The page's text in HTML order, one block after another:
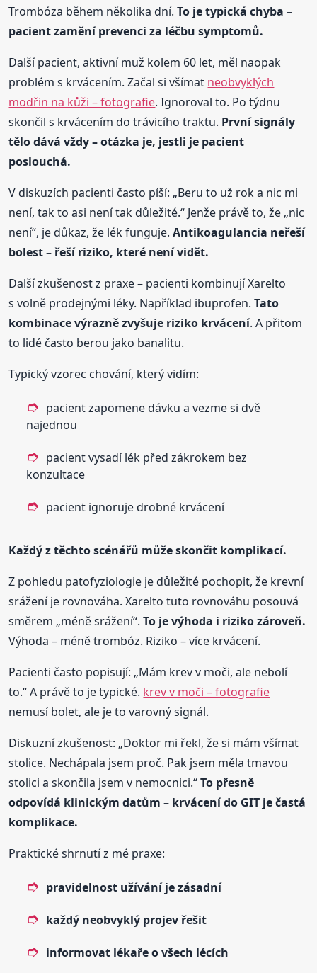
Trombóza během několika dní.To je typická chyba –
pacient zamění prevenci za léčbu symptomů.
Další pacient, aktivní muž kolem 60 let, měl naopak
problém s krvácením. Začal si všímat neobvyklých
modřin na kůži – fotografie. Ignoroval to. Po týdnu
skončil s krvácením do trávicího traktu. První signály
tělo dává vždy – otázka je, jestli je pacient
poslouchá.
V diskuzích pacienti často píší: „Beru to už rok a nic mi
není, tak to asi není tak důležité.“ Jenže právě to, že „nic
není“, je důkaz, že lék funguje.Antikoagulancia neřeší
bolest – řeší riziko, které není vidět.
Další zkušenost z praxe – pacienti kombinují Xarelto
s volně prodejnými léky. Například ibuprofen.Tato
kombinace výrazně zvyšuje riziko krvácení. A přitom
to lidé často berou jako banalitu.
Typický vzorec chování, který vidím:
pacient zapomene dávku a vezme si dvě
najednou
pacient vysadí lék před zákrokem bez
konzultace
pacient ignoruje drobné krvácení
Každý z těchto scénářů může skončit komplikací.
Z pohledu patofyziologie je důležité pochopit, že krevní
srážení je rovnováha. Xarelto tuto rovnováhu posouvá
směrem „méně srážení“.To je výhoda i riziko zároveň.
Výhoda – méně trombóz. Riziko – více krvácení.
Pacienti často popisují: „Mám krev v moči, ale nebolí
to.“ A právě to je typické. krev v moči – fotografie
nemusí bolet, ale je to varovný signál.
Diskuzní zkušenost: „Doktor mi řekl, že si mám všímat
stolice. Nechápala jsem proč. Pak jsem měla tmavou
stolici a skončila jsem v nemocnici.“To přesně
odpovídá klinickým datům – krvácení do GIT je častá
komplikace.
Praktické shrnutí z mé praxe:
pravidelnost užívání je zásadní
každý neobvyklý projev řešit
informovat lékaře o všech lécích